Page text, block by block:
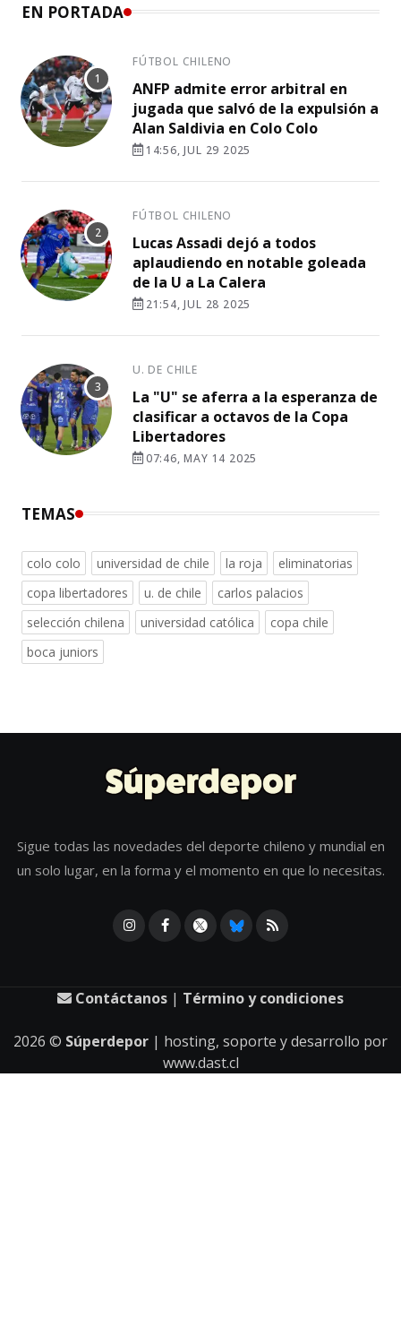
EN PORTADA
FÚTBOL CHILENO
ANFP admite error arbitral en
jugada que salvó de la expulsión a
Alan Saldivia en Colo Colo
14:56, JUL 29 2025
FÚTBOL CHILENO
Lucas Assadi dejó a todos
aplaudiendo en notable goleada
de la U a La Calera
21:54, JUL 28 2025
U. DE CHILE
La "U" se aferra a la esperanza de
clasificar a octavos de la Copa
Libertadores
07:46, MAY 14 2025
TEMAS
colo colo universidad de chile la roja
eliminatorias
copa libertadores
u. de chile
carlos palacios
selección chilena
universidad católica
copa chile
boca juniors
Sigue todas las novedades del deporte chileno y mundial en
un solo lugar, en la forma y el momento en que lo necesitas.
Contáctanos | Término y condiciones
2026 © Súperdepor | hosting, soporte y desarrollo por
www.dast.cl